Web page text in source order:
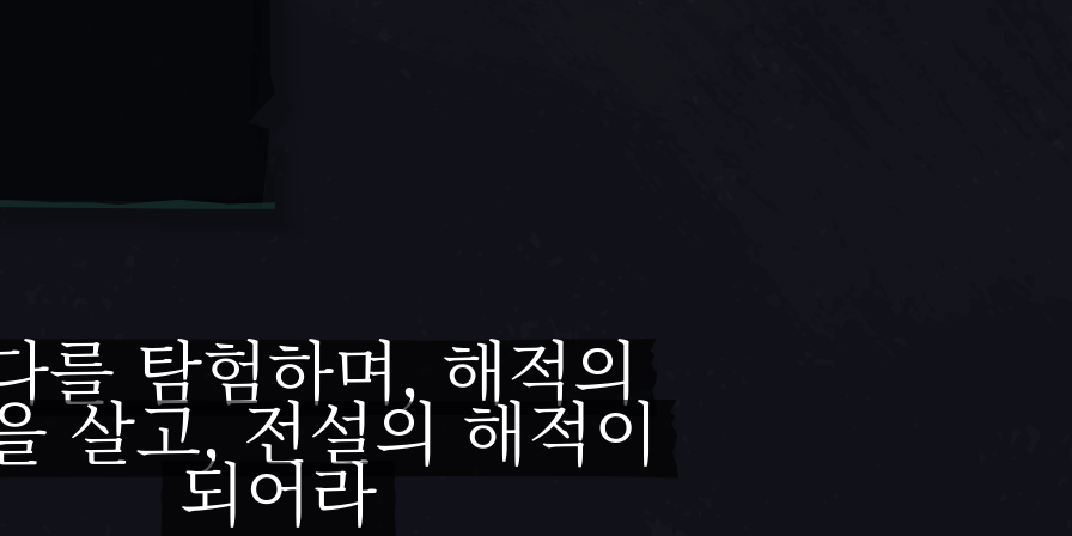
를 탐험하며, 해적의
살고, 전설의 해적이
되어라